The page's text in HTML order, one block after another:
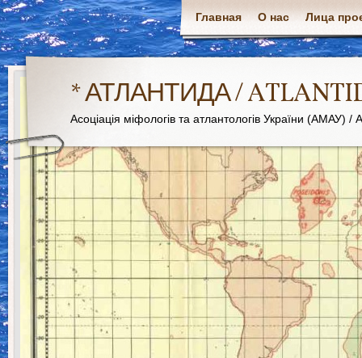
Главная О нас Лица
* АТЛАНТИДА /
Асоціація міфологів та атлантологів України